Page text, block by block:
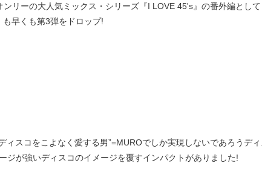
ンリーの大人気ミックス・シリーズ『I LOVE 45's』の番外編とし
も早くも第3弾をドロップ!
ィスコをこよなく愛する男”=MUROでしか実現しないであろうデ
ジが強いディスコのイメージを覆すインパクトがありました!